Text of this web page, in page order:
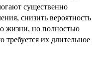
существенно
снизить вероятность
жизни, но полностью
требуется их длительное